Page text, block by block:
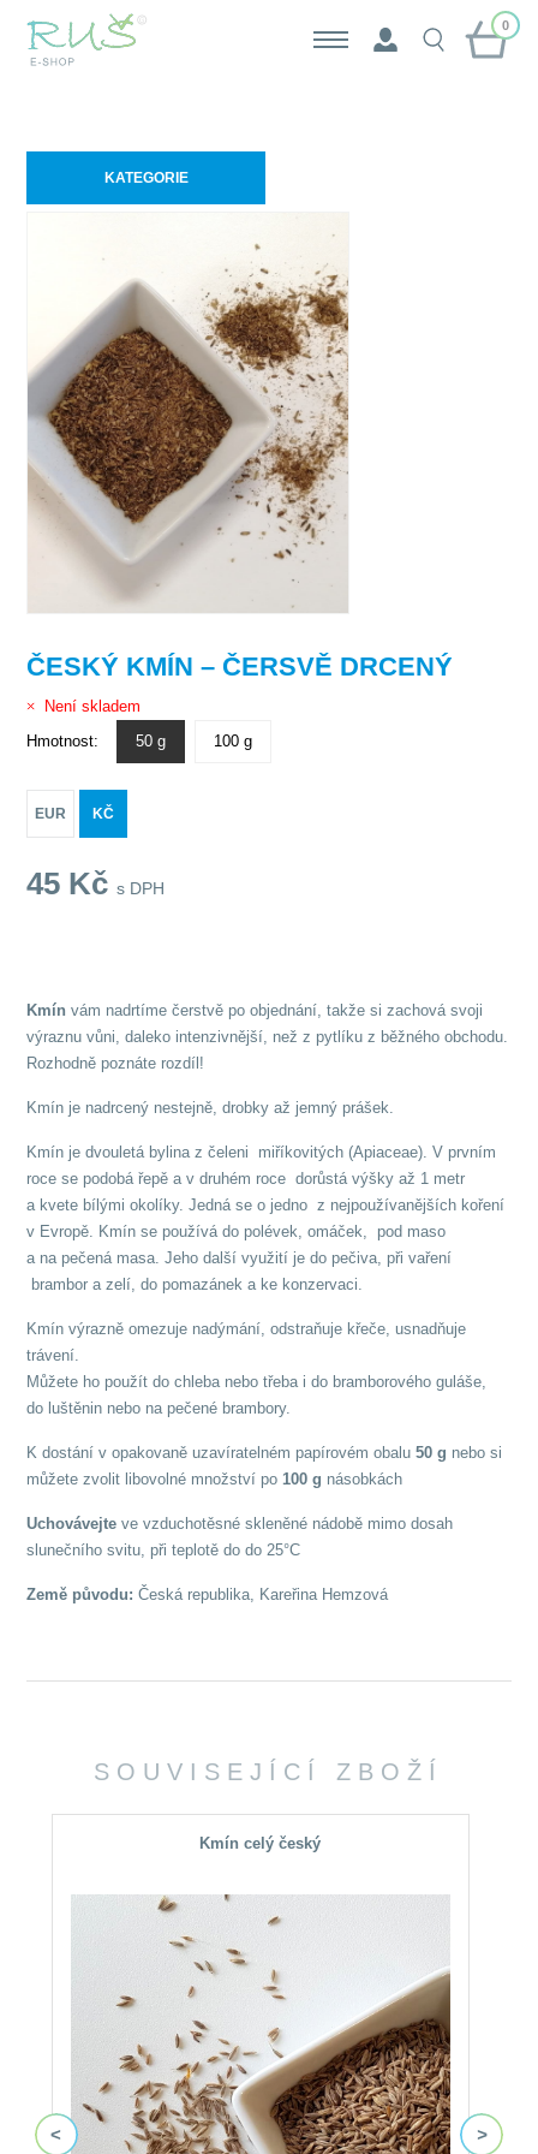
0
KATEGORIE
ČESKÝ KMÍN – ČERSVĚ DRCENÝ
Není skladem
Hmotnost:
50 g 100 g
EUR KČ
45 Kčs DPH
Kmín vám nadrtíme čerstvě po objednání, takže si zachová svoji
výraznu vůni, daleko intenzivnější, než z pytlíku z běžného obchodu.
Rozhodně poznáte rozdíl!
Kmín je nadrcený nestejně, drobky až jemný prášek.
Kmín je dvouletá bylina z čeleni miříkovitých (Apiaceae). V prvním
roce se podobá řepě a v druhém roce dorůstá výšky až 1 metr
a kvete bílými okolíky. Jedná se o jedno z nejpoužívanějších koření
v Evropě. Kmín se používá do polévek, omáček, pod maso
a na pečená masa. Jeho další využití je do pečiva, při vaření
brambor a zelí, do pomazánek a ke konzervaci.
Kmín výrazně omezuje nadýmání, odstraňuje křeče, usnadňuje
trávení.
Můžete ho použít do chleba nebo třeba i do bramborového guláše,
do luštěnin nebo na pečené brambory.
K dostání v opakovaně uzavíratelném papírovém obalu50 g nebo si
můžete zvolit libovolné množství po100 g násobkách
Uchovávejte ve vzduchotěsné skleněné nádobě mimo dosah
slunečního svitu, při teplotě do do 25°C
Země původu:Česká republika, Kareřina Hemzová
SOUVISEJÍCÍ ZBOŽÍ
Kmín celý český